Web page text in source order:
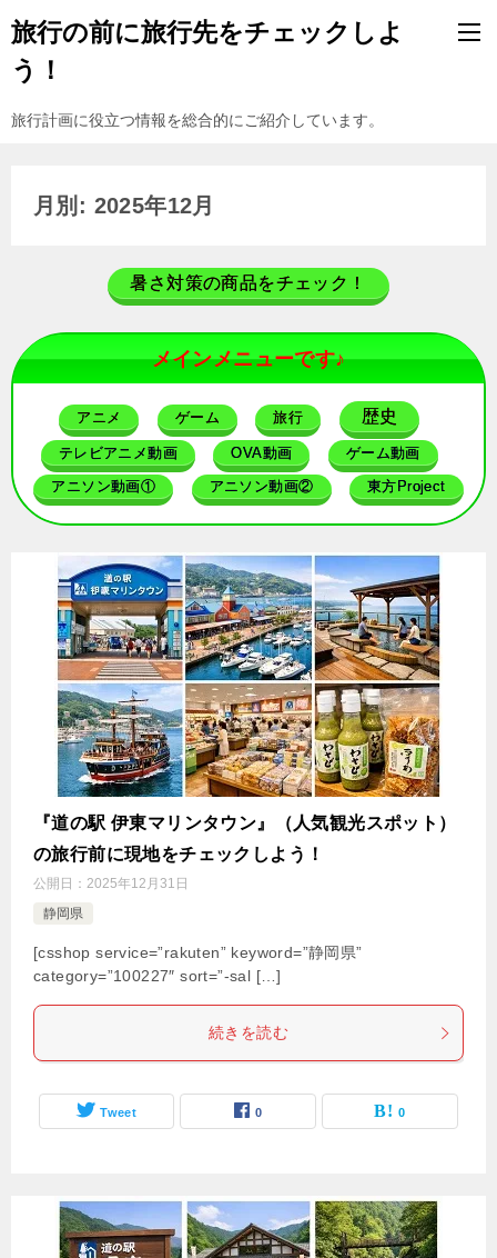
旅行の前に旅行先をチェックしよ
う！
旅行計画に役立つ情報を総合的にご紹介しています。
月別: 2025年12月
暑さ対策の商品をチェック！
メインメニューです♪
アニメ ゲーム 旅行 歴史
テレビアニメ動画 OVA動画 ゲーム動画
アニソン動画① アニソン動画② 東方Project
『道の駅 伊東マリンタウン』（人気観光スポット）
の旅行前に現地をチェックしよう！
公開日： 2025年12月31日
静岡県
[csshop service=”rakuten” keyword=”静岡県”
category=”100227″ sort=”-sal […]
続きを読む
Tweet 0 0